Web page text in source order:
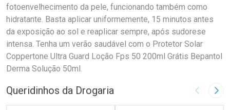
fotoenvelhecimento da pele, funcionando também como
hidratante. Basta aplicar uniformemente, 15 minutos antes
da exposição ao sol e reaplicar sempre, após sudorese
intensa. Tenha um verão saudável com o Protetor Solar
Coppertone Ultra Guard Loção Fps 50 200ml Grátis Bepantol
Derma Solução 50ml.
Queridinhos da Drogaria Imagem